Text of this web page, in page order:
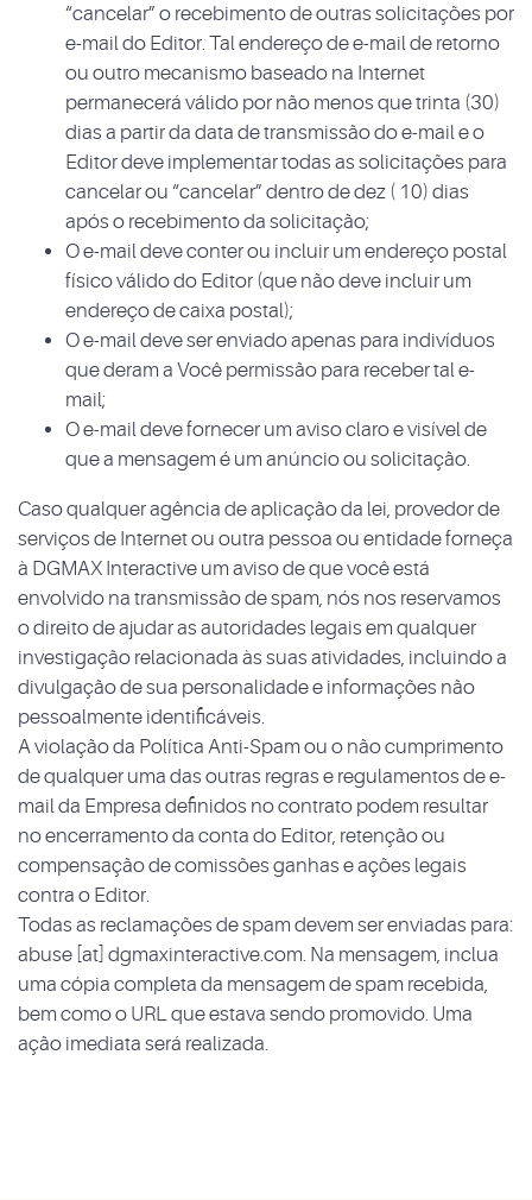
“cancelar” o recebimento de outras solicitações por
e-mail do Editor. Tal endereço de e-mail de retorno
ou outro mecanismo baseado na Internet
permanecerá válido por não menos que trinta (30)
dias a partir da data de transmissão do e-mail e o
Editor deve implementar todas as solicitações para
cancelar ou “cancelar” dentro de dez ( 10) dias
após o recebimento da solicitação;
O e-mail deve conter ou incluir um endereço postal
físico válido do Editor (que não deve incluir um
endereço de caixa postal);
O e-mail deve ser enviado apenas para indivíduos
que deram a Você permissão para receber tal e-
mail;
O e-mail deve fornecer um aviso claro e visível de
que a mensagem é um anúncio ou solicitação.
Caso qualquer agência de aplicação da lei, provedor de
serviços de Internet ou outra pessoa ou entidade forneça
à DGMAX Interactive um aviso de que você está
envolvido na transmissão de spam, nós nos reservamos
o direito de ajudar as autoridades legais em qualquer
investigação relacionada às suas atividades, incluindo a
divulgação de sua personalidade e informações não
pessoalmente identificáveis.
A violação da Política Anti-Spam ou o não cumprimento
de qualquer uma das outras regras e regulamentos de e-
mail da Empresa definidos no contrato podem resultar
no encerramento da conta do Editor, retenção ou
compensação de comissões ganhas e ações legais
contra o Editor.
Todas as reclamações de spam devem ser enviadas para:
abuse [at] dgmaxinteractive.com. Na mensagem, inclua
uma cópia completa da mensagem de spam recebida,
bem como o URL que estava sendo promovido. Uma
ação imediata será realizada.